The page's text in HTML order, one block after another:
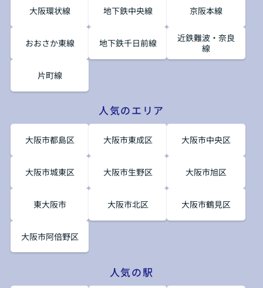
大阪環状線 地下鉄中央線 京阪本線
おおさか東線 地下鉄千日前線
近鉄難波・奈良
線
片町線
人気のエリア
大阪市都島区 大阪市東成区 大阪市中央区
大阪市城東区 大阪市生野区 大阪市旭区
東大阪市 大阪市北区 大阪市鶴見区
大阪市阿倍野区
人気の駅